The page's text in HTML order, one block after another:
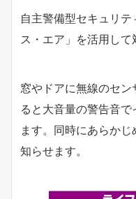
自主警備型セキュリ
ス・エア」を活用して
窓やドアに無線のセ
ると大音量の警告音
ます。同時にあらか
知らせます。